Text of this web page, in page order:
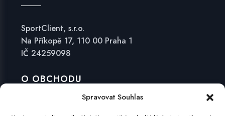
Spravovat Souhlas
SportClient, s.r.o.
Na Příkopě 17, 110 00 Praha 1
IČ 24259098
O OBCHODU